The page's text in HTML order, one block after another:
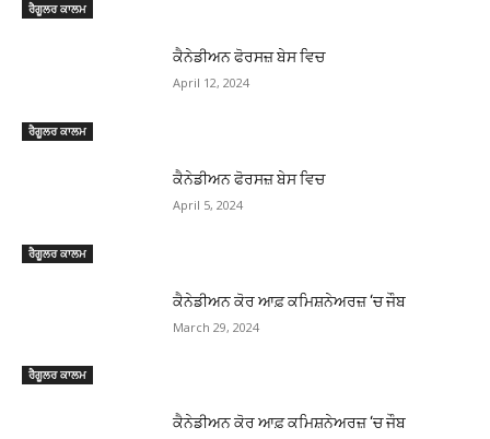
ਰੈਗੂਲਰ ਕਾਲਮ
ਰੈਗੂਲਰ ਕਾਲਮ
ਕੈਨੇਡੀਅਨ ਫੋਰਸਜ਼ ਬੇਸ ਵਿਚ
April 12, 2024
ਰੈਗੂਲਰ ਕਾਲਮ
ਕੈਨੇਡੀਅਨ ਫੋਰਸਜ਼ ਬੇਸ ਵਿਚ
April 5, 2024
ਰੈਗੂਲਰ ਕਾਲਮ
ਕੈਨੇਡੀਅਨ ਕੋਰ ਆਫ਼ ਕਮਿਸ਼ਨੇਅਰਜ਼ ‘ਚ ਜੌਬ
March 29, 2024
ਕੈਨੇਡੀਅਨ ਕੋਰ ਆਫ਼ ਕਮਿਸ਼ਨੇਅਰਜ਼ ‘ਚ ਜੌਬ